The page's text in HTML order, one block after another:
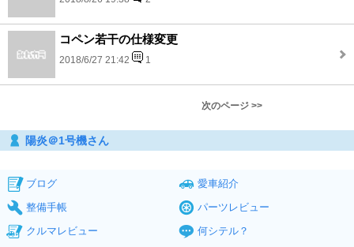
コペン若干の仕様変更
2018/6/27 21:42 1
次のページ >>
陽炎＠1号機さん
ブログ
愛車紹介
整備手帳
パーツレビュー
クルマレビュー
何シテル？